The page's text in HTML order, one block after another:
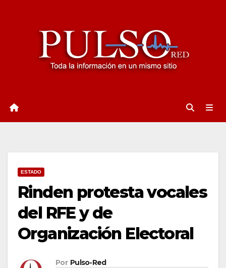
ESTADO
Rinden protesta vocales
del RFE y de
Organización Electoral
Por Pulso-Red